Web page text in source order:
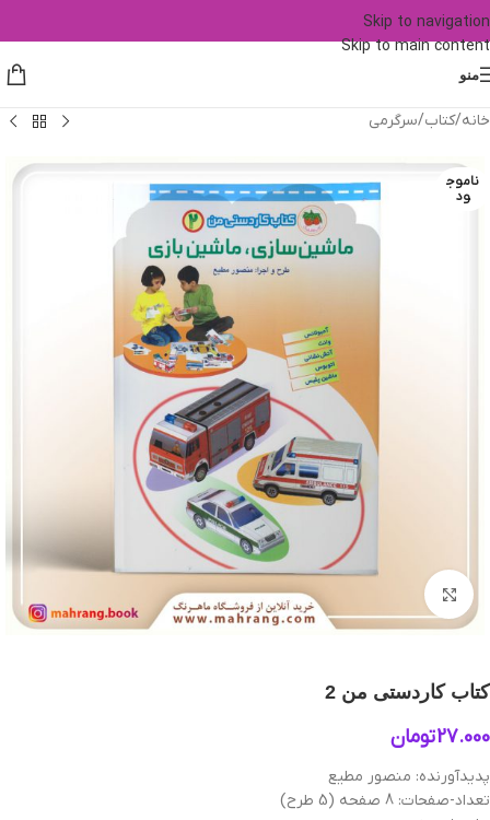
Skip to navigation
Skip to main content
منو
خانه/کتاب/سرگرمی
ناموج
ود
بزرگنمایی تصویر
کتاب کاردستی من 2
27.000تومان
پدیدآورنده: منصور مطیع
تعداد-صفحات: 8 صفحه (5 طرح)